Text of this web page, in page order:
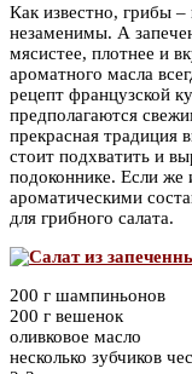
Как известно, грибы
незаменимы. А
мясистее, плотнее и
ароматного масла
рецепт французской
предполагаются
прекрасная
стоит подхватить и
подоконнике. Если же
ароматическими
для грибного салата.
200 г шампиньонов
200 г вешенок
оливковое масло
несколько зубчиков